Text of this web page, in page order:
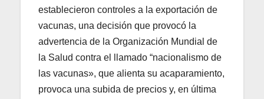
establecieron controles a la exportación de
vacunas, una decisión que provocó la
advertencia de la Organización Mundial de
la Salud contra el llamado “nacionalismo de
las vacunas», que alienta su acaparamiento,
provoca una subida de precios y, en última